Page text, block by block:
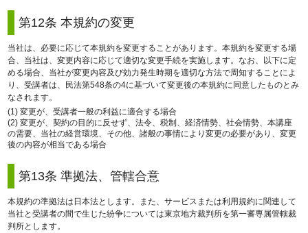
第12条 本規約の変更
当社は、必要に応じて本規約を変更することがあります。本規約を変更する場
合、当社は、変更内容に応じて適切な変更手続を実施します。なお、以下に定
める場合、当社が変更内容及び効力発生時期を適切な方法で周知することによ
り、受講者は、民法第548条の4に基づいて変更後の本規約に同意したものとみ
なされます。
(1) 変更が、受講者一般の利益に適合する場合
(2) 変更が、契約の目的に反せず、法令、税制、経済情勢、社会情勢、本講座
の需要、当社の経営環境、その他、諸般の事情により変更の必要があり、変更
後の内容が相当である場合
第13条 準拠法、管轄合意
本規約の準拠法は日本法とします。また、サービスまたは利用規約に関連して
当社と受講者の間で生じた紛争については東京地方裁判所を第一審専属管轄裁
判所とします。